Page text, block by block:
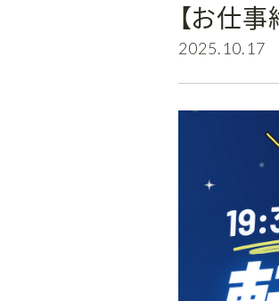
【お仕
2025.10.17